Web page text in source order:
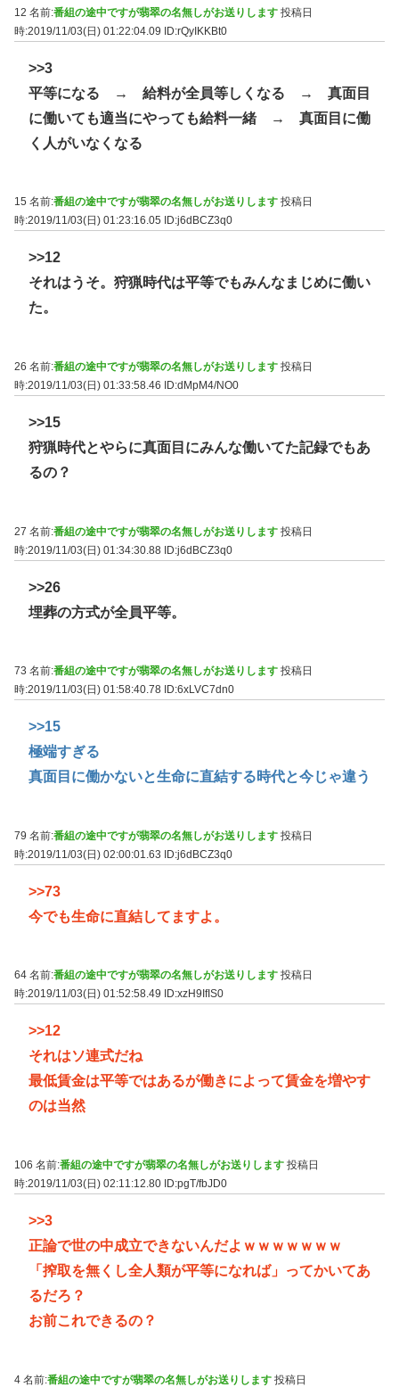
12 名前:番組の途中ですが翡翠の名無しがお送りします 投稿日
時:2019/11/03(日) 01:22:04.09 ID:rQyIKKBt0
>>3
平等になる → 給料が全員等しくなる → 真面目
に働いても適当にやっても給料一緒 → 真面目に働
く人がいなくなる
15 名前:番組の途中ですが翡翠の名無しがお送りします 投稿日
時:2019/11/03(日) 01:23:16.05
ID:j6dBCZ3q0
>>12
それはうそ。狩猟時代は平等でもみんなまじめに働い
た。
26 名前:番組の途中ですが翡翠の名無しがお送りします 投稿日
時:2019/11/03(日) 01:33:58.46
ID:dMpM4/NO0
>>15
狩猟時代とやらに真面目にみんな働いてた記録でもあ
るの？
27 名前:番組の途中ですが翡翠の名無しがお送りします 投稿日
時:2019/11/03(日) 01:34:30.88 ID:j6dBCZ3q0
>>26
埋葬の方式が全員平等。
73 名前:番組の途中ですが翡翠の名無しがお送りします 投稿日
時:2019/11/03(日) 01:58:40.78 ID:6xLVC7dn0
>>15
極端すぎる
真面目に働かないと生命に直結する時代と今じゃ違う
79 名前:番組の途中ですが翡翠の名無しがお送りします 投稿日
時:2019/11/03(日) 02:00:01.63 ID:j6dBCZ3q0
>>73
今でも生命に直結してますよ。
64 名前:番組の途中ですが翡翠の名無しがお送りします 投稿日
時:2019/11/03(日) 01:52:58.49
ID:xzH9IfIS0
>>12
それはソ連式だね
最低賃金は平等ではあるが働きによって賃金を増やす
のは当然
106 名前:番組の途中ですが翡翠の名無しがお送りします 投稿日
時:2019/11/03(日) 02:11:12.80 ID:pgT/fbJD0
>>3
正論で世の中成立できないんだよｗｗｗｗｗｗｗ
「搾取を無くし全人類が平等になれば」ってかいてあ
るだろ？
お前これできるの？
4 名前:番組の途中ですが翡翠の名無しがお送りします 投稿日